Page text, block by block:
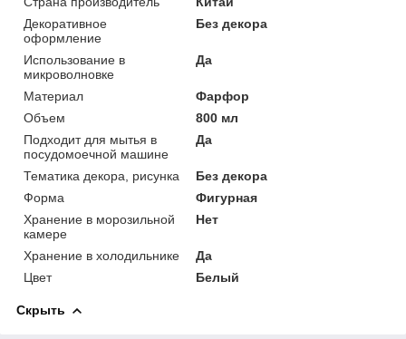
Декоративное
оформление
Без декора
Использование в
микроволновке
Да
Материал
Фарфор
Объем
800 мл
Подходит для мытья в
посудомоечной машине
Да
Тематика декора, рисунка
Без декора
Форма
Фигурная
Хранение в морозильной
камере
Нет
Хранение в холодильнике
Да
Цвет
Белый
Скрыть